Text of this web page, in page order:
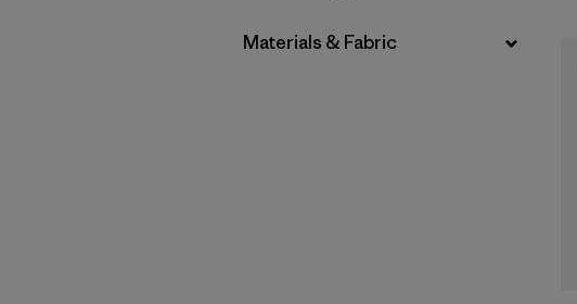
Filtrar por
Materials & Fabric